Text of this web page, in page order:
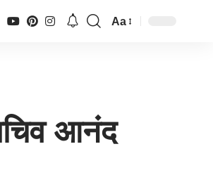
Aa
आनंद